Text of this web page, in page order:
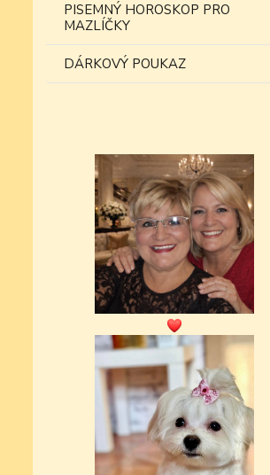
PISEMNÝ HOROSKOP PRO
MAZLÍČKY
DÁRKOVÝ POUKAZ